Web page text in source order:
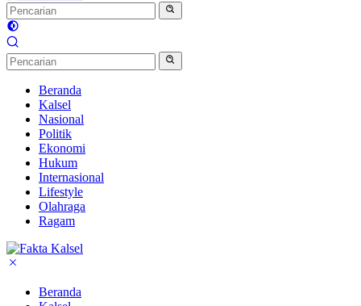
Beranda
Kalsel
Nasional
Politik
Ekonomi
Hukum
Internasional
Lifestyle
Olahraga
Ragam
Beranda